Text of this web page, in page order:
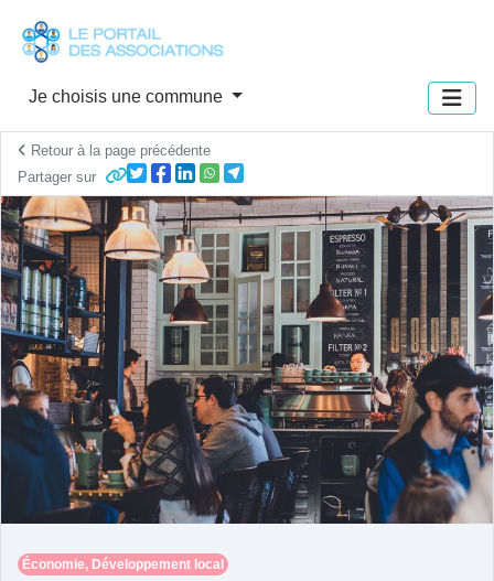
Je choisis une commune
Retour à la page précédente
Partager sur
Économie, Développement local